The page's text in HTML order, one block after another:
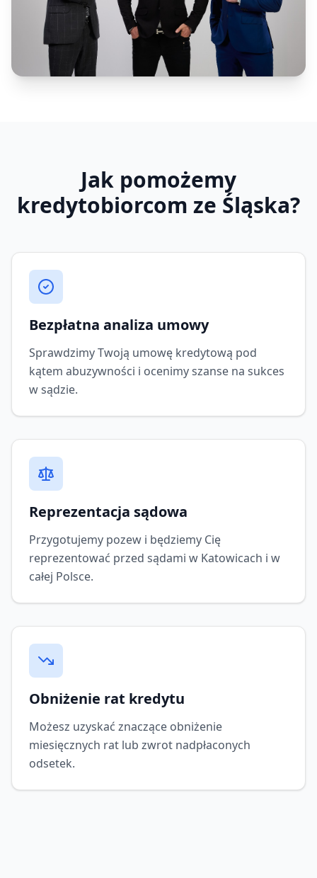
Jak pomożemy
kredytobiorcom ze Śląska?
Bezpłatna analiza umowy
Sprawdzimy Twoją umowę kredytową pod
kątem abuzywności i ocenimy szanse na sukces
w sądzie.
Reprezentacja sądowa
Przygotujemy pozew i będziemy Cię
reprezentować przed sądami w Katowicach i w
całej Polsce.
Obniżenie rat kredytu
Możesz uzyskać znaczące obniżenie
miesięcznych rat lub zwrot nadpłaconych
odsetek.